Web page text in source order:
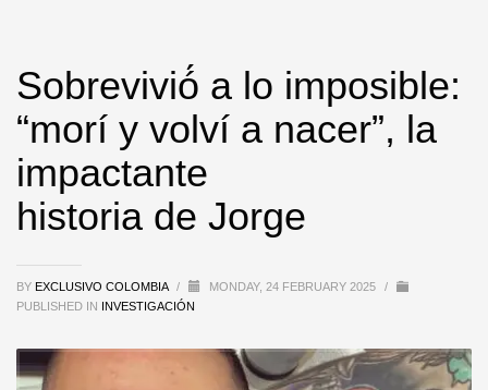
Sobrevivió́ a lo imposible:
“morí y volví a nacer”, la
impactante
historia de Jorge
BY EXCLUSIVO COLOMBIA / MONDAY, 24 FEBRUARY 2025
/
PUBLISHED IN INVESTIGACIÓN